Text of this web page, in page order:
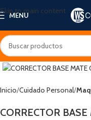
Skip to main content
MENU
Inicio Cuidado Personal
CORRECTOR